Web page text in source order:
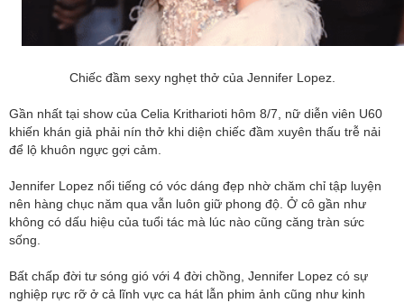
Chiếc đầm sexy nghẹt thở của Jennifer Lopez.
Gần nhất tại show của Celia Kritharioti hôm 8/7, nữ diễn viên U60
khiến khán giả phải nín thở khi diện chiếc đầm xuyên thấu trễ nải
để lộ khuôn ngực gợi cảm.
Jennifer Lopez nổi tiếng có vóc dáng đẹp nhờ chăm chỉ tập luyện
nên hàng chục năm qua vẫn luôn giữ phong độ. Ở cô gần như
không có dấu hiệu của tuổi tác mà lúc nào cũng căng tràn sức
sống.
Bất chấp đời tư sóng gió với 4 đời chồng, Jennifer Lopez có sự
nghiệp rực rỡ ở cả lĩnh vực ca hát lẫn phim ảnh cũng như kinh